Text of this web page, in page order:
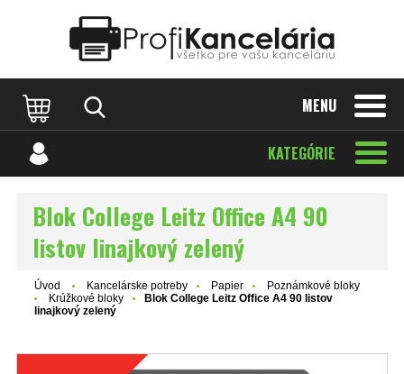
MENU
KATEGÓRIE
Blok College Leitz Office A4 90
listov linajkový zelený
Úvod Kancelárske potreby Papier
Poznámkové bloky
Krúžkové bloky
Blok College Leitz Office A4 90 listov
linajkový zelený
Katalóg internetových stránok Designed by Rawpixel.com